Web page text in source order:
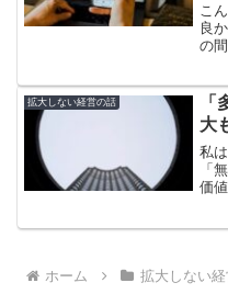
こ
良
の
し
め
側
剰
拡大しない経営の話
大
私
「
価
大
そ
ホーム 拡大しない